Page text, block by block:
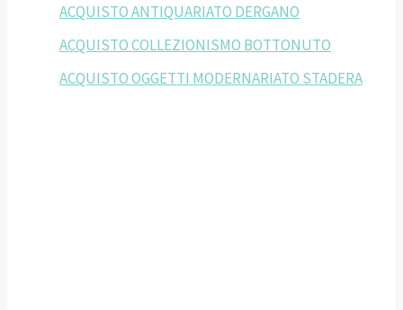
ACQUISTO ANTIQUARIATO DERGANO
ACQUISTO COLLEZIONISMO BOTTONUTO
ACQUISTO OGGETTI MODERNARIATO STADERA